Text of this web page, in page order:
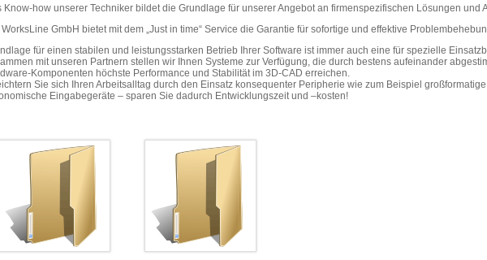
Know-how unserer Techniker bildet die Grundlage für unserer Angebot an firmenspezifischen Lösungen und
WorksLine GmbH bietet mit dem „Just in time“ Service die Garantie für sofortige und effektive
für einen stabilen und leistungsstarken Betrieb Ihrer Software ist immer auch eine für spezielle
mit unseren Partnern stellen wir Ihnen Systeme zur Verfügung, die durch bestens aufeinander
Komponenten höchste Performance und Stabilität im 3D-CAD erreichen.
Sie sich Ihren Arbeitsalltag durch den Einsatz konsequenter Peripherie wie zum Beispiel
Eingabegeräte – sparen Sie dadurch Entwicklungszeit und –kosten!